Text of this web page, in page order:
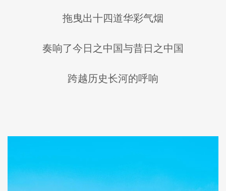
拖曳出十四道华彩气烟
奏响了今日之中国与昔日之中国
跨越历史长河的呼响